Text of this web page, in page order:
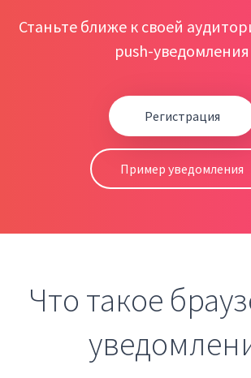
Станьте ближе к своей
push-уведомления
Регистрация
Пример уведомления
Что такое